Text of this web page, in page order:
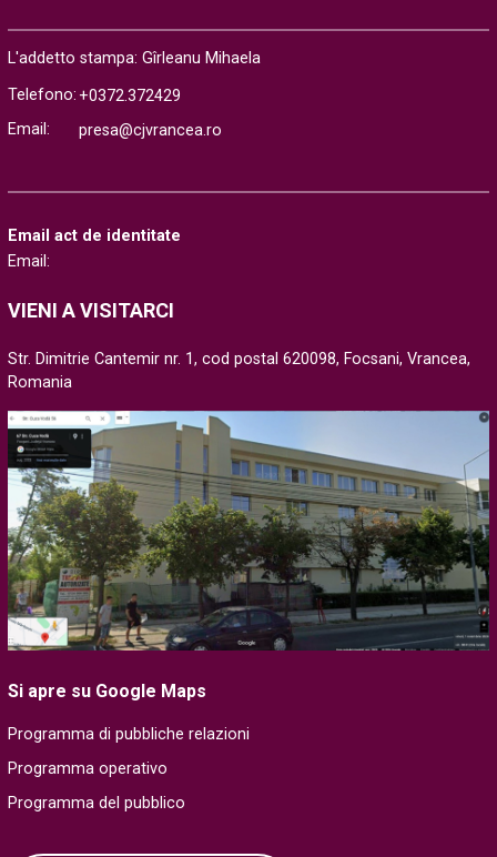
L'addetto stampa: Gîrleanu Mihaela
Telefono: +0372.372429
Email:
presa@cjvrancea.ro
Email act de identitate
Email:
VIENI A VISITARCI
Str. Dimitrie Cantemir nr. 1, cod postal 620098, Focsani, Vrancea,
Romania
Si apre su Google Maps
Programma di pubbliche relazioni
Programma operativo
Programma del pubblico